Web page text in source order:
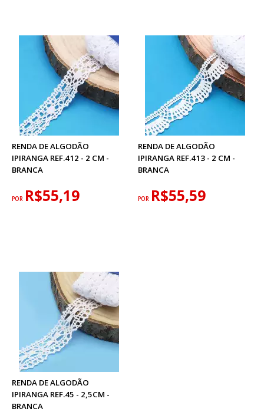
RENDA DE ALGODÃO
IPIRANGA REF.412 - 2 CM -
BRANCA
POR R$55,19
RENDA DE ALGODÃO
IPIRANGA REF.413 - 2 CM -
BRANCA
POR R$55,59
RENDA DE ALGODÃO
IPIRANGA REF.45 - 2,5CM -
BRANCA